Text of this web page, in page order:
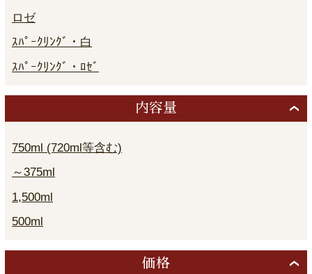
ロゼ
ｽﾊﾟｰｸﾘﾝｸﾞ・白
ｽﾊﾟｰｸﾘﾝｸﾞ・ﾛｾﾞ
内容量
750ml (720ml等含む)
～375ml
1,500ml
500ml
価格